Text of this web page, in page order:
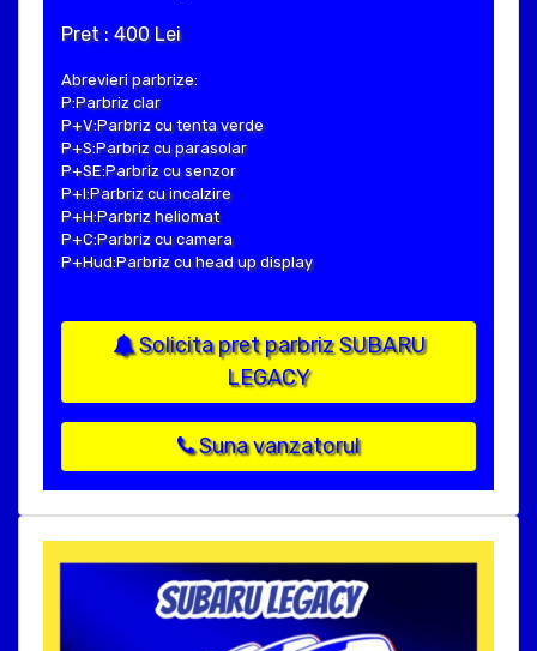
Pret : 400 Lei
Abrevieri parbrize:
P:Parbriz clar
P+V:Parbriz cu tenta verde
P+S:Parbriz cu parasolar
P+SE:Parbriz cu senzor
P+I:Parbriz cu incalzire
P+H:Parbriz heliomat
P+C:Parbriz cu camera
P+Hud:Parbriz cu head up display
Solicita pret parbriz SUBARU
LEGACY
Suna vanzatorul